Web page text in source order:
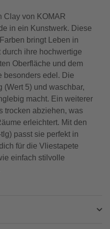
Clay von KOMAR
in ein Kunstwerk. Diese
bringt Leben in
ihre hochwertige
Oberfläche und dem
besonders edel. Die
(Wert 5) und waschbar,
macht. Ein weiterer
trocken abziehen, was
erleichtert. Mit den
passt sie perfekt in
für die Vliestapete
einfach stilvolle